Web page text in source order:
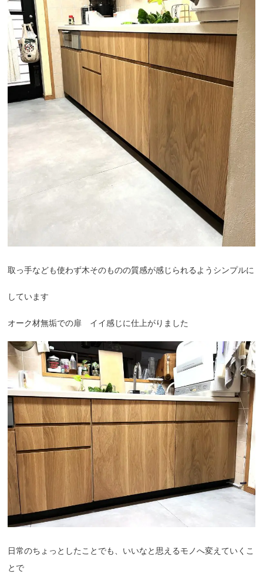
取っ手なども使わず木そのものの質感が感じられるようシンプルに
しています
オーク材無垢での扉 イイ感じに仕上がりました
日常のちょっとしたことでも、いいなと思えるモノへ変えていくこ
とで